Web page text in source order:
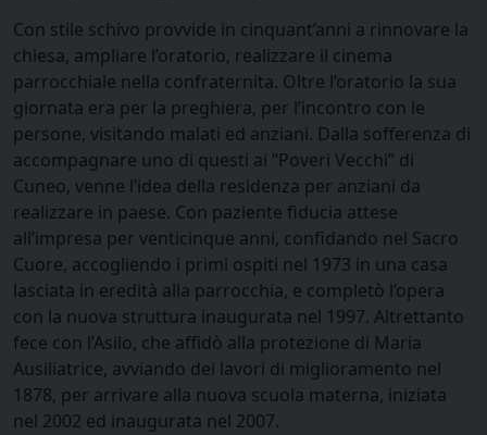
Con stile schivo provvide in cinquant’anni a rinnovare la
chiesa, ampliare l’oratorio, realizzare il cinema
parrocchiale nella confraternita. Oltre l’oratorio la sua
giornata era per la preghiera, per l’incontro con le
persone, visitando malati ed anziani. Dalla sofferenza di
accompagnare uno di questi ai “Poveri Vecchi” di
Cuneo, venne l’idea della residenza per anziani da
realizzare in paese. Con paziente fiducia attese
all’impresa per venticinque anni, confidando nel Sacro
Cuore, accogliendo i primi ospiti nel 1973 in una casa
lasciata in eredità alla parrocchia, e completò l’opera
con la nuova struttura inaugurata nel 1997. Altrettanto
fece con l’Asilo, che affidò alla protezione di Maria
Ausiliatrice, avviando dei lavori di miglioramento nel
1878, per arrivare alla nuova scuola materna, iniziata
nel 2002 ed inaugurata nel 2007.